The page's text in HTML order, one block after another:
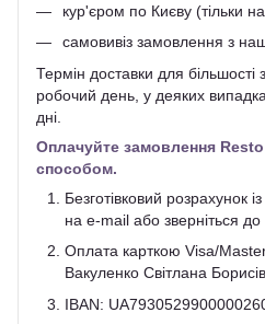
кур'єром по Києву (тільки
самовивіз замовлення з
Термін доставки для більшості
робочий день, у деяких
дні.
Оплачуйте замовлення
способом.
Безготівковий розрахунок
на e-mail або зверніться
Оплата карткою Visa/
Вакуленко Світлана
IBAN: